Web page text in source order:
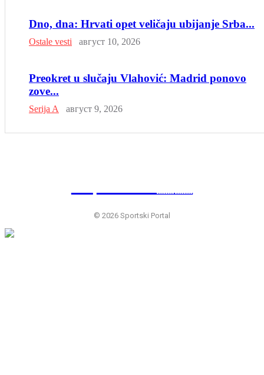
Dno, dna: Hrvati opet veličaju ubijanje Srba...
Ostale vesti август 10, 2026
Preokret u slučaju Vlahović: Madrid ponovo
zove...
Serija A август 9, 2026
© 2026 Sportski Portal